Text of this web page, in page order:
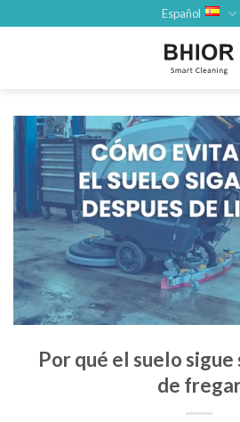
al
Español
Por qué el suelo sigue
de